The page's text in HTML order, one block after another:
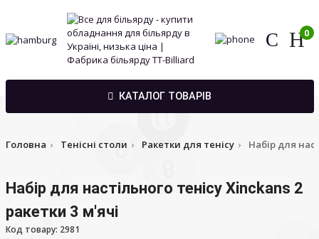
0
КАТАЛОГ ТОВАРІВ
Головна Тенісні столи Ракетки для тенісу Набір для
Набір для настільного тенісу Xinckans 2
ракетки 3 м'ячі
Код товару: 2981